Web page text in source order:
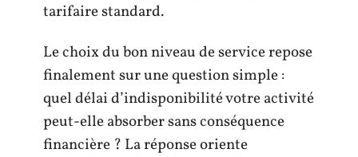
tarifaire standard.
Le choix du bon niveau de service repose
finalement sur une question simple :
quel délai d’indisponibilité votre activité
peut-elle absorber sans conséquence
financière ? La réponse oriente